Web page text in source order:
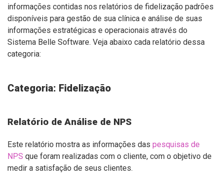
informações contidas nos relatórios de fidelização padrões
disponíveis para gestão de sua clínica e análise de suas
informações estratégicas e operacionais através do
Sistema Belle Software. Veja abaixo cada relatório dessa
categoria:
Categoria: Fidelização
Relatório de Análise de NPS
Este relatório mostra as informações das pesquisas de
NPS que foram realizadas com o cliente, com o objetivo de
medir a satisfação de seus clientes.